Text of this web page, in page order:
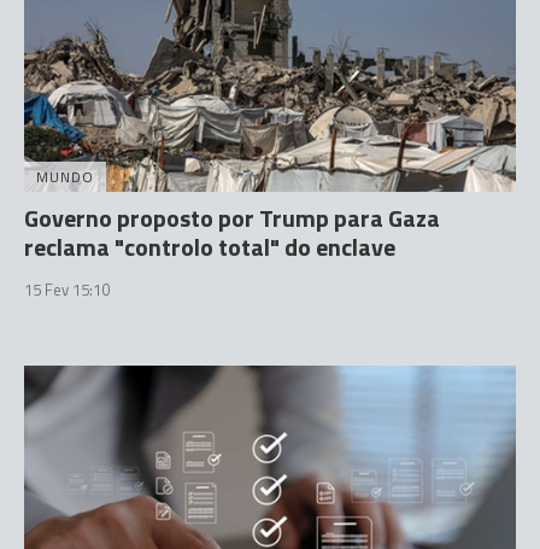
MUNDO
Governo proposto por Trump para Gaza
reclama "controlo total" do enclave
15 Fev 15:10